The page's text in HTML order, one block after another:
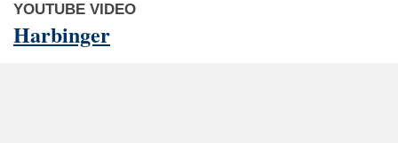
YOUTUBE VIDEO
Harbinger